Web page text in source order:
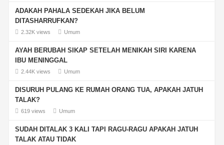
ADAKAH PAHALA SEDEKAH JIKA BELUM
DITASHARRUFKAN?
2.32K views Umum
AYAH BERUBAH SIKAP SETELAH MENIKAH SIRI KARENA
IBU MENINGGAL
2.44K views Umum
DISURUH PULANG KE RUMAH ORANG TUA, APAKAH JATUH
TALAK?
619 views Umum
SUDAH DITALAK 3 KALI TAPI RAGU-RAGU APAKAH JATUH
TALAK ATAU TIDAK